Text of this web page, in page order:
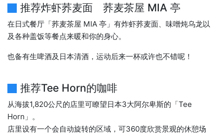
推荐炸虾荞麦面 荞麦茶屋 MIA 亭
在日式餐厅「荞麦茶屋 MIA 亭」有炸虾荞麦面、味噌炖乌龙以
及各种盖饭等餐点来暖和你的身心。
也备有生啤酒及日本清酒，运动后来一杯或许也不错呢！
推荐Tee Horn的咖啡
从海拔1,820公尺的店里可瞭望日本3大阿尔卑斯的「Tee
Horn」。
店里设有一个会自动旋转的区域，可360度欣赏景观的休憩场